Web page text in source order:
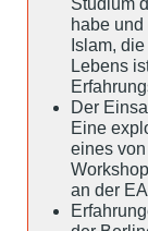
habe
Islam,
Lebens
Der
Eine
eines
an der